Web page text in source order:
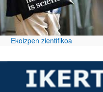
Ekoizpen zientifikoa